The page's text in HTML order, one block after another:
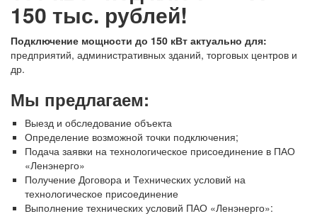
150 тыс. рублей!
Подключение мощности до 150 кВт актуально для:
предприятий, административных зданий, торговых центров и
др.
Мы предлагаем:
Выезд и обследование объекта
Определение возможной точки подключения;
Подача заявки на технологическое присоединение в ПАО
«Ленэнерго»
Получение Договора и Технических условий на
технологическое присоединение
Выполнение технических условий ПАО «Ленэнерго»: